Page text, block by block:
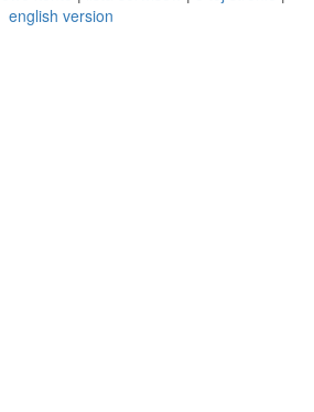
english version